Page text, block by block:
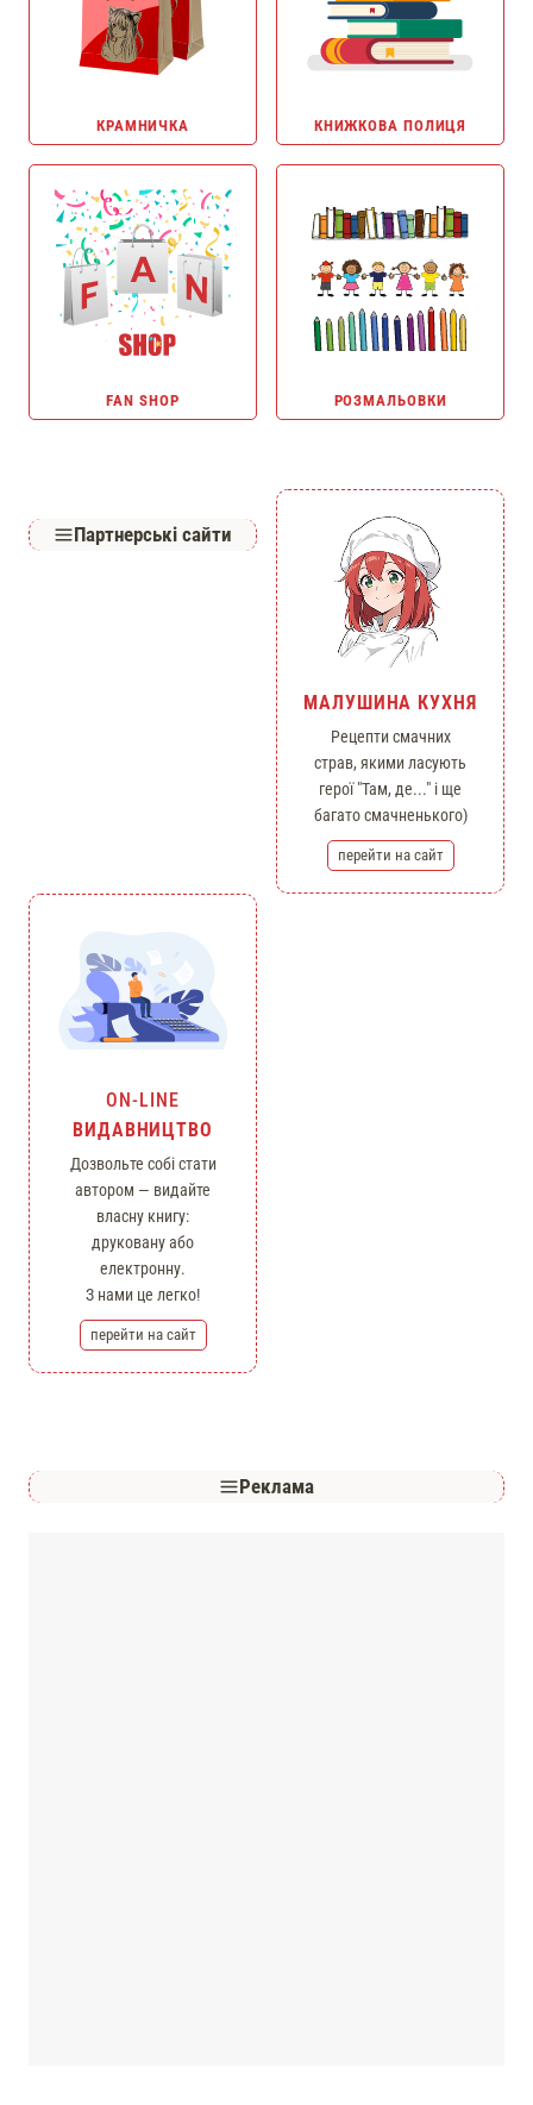
КРАМНИЧКА
FAN SHOP
КНИЖКОВА ПОЛИЦЯ
РОЗМАЛЬОВКИ
Партнерські сайти
МАЛУШИНА КУХНЯ
Рецепти смачних
страв, якими ласують
герої "Там, де..." і ще
багато смачненького)
перейти на сайт
ON-LINE
ВИДАВНИЦТВО
Дозвольте собі стати
автором — видайте
власну книгу:
друковану або
електронну.
З нами це легко!
перейти на сайт
Реклама